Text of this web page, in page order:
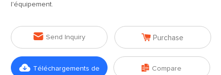
l'équipement.
 Send Inquiry  Purchase
 Téléchargements de  Compare